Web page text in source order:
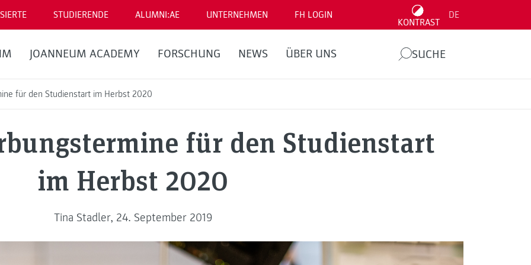
STUDIERENDE ALUMNI:AE UNTERNEHMEN FH LOGIN
KONTRAST
DE
JOANNEUM ACADEMY FORSCHUNG NEWS ÜBER UNS SUCHE
für den Studienstart im Herbst 2020
für den Studienstart
im Herbst 2020
Tina Stadler, 24. September 2019